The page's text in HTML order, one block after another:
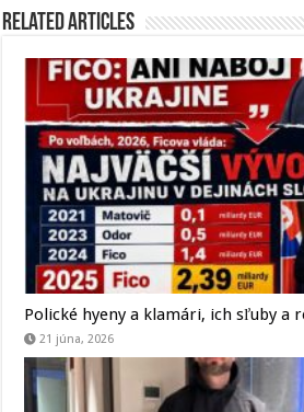
Related Articles
Polické hyeny a klamári, ich sľuby a
21 júna, 2026